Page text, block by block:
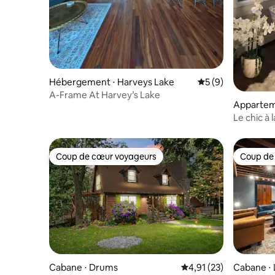
Hébergement ⋅ Harveys Lake Évaluation
5 (9)
A-Frame At Harvey’s Lake
Le chic à
Coup de cœur voyageurs
Coup de cœur voyageurs
Cabane ⋅ Drums Évaluation moyenne
4,91 (23)
Coup
Coup
Cabane